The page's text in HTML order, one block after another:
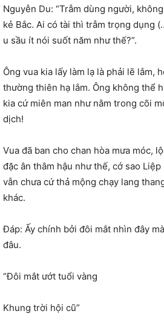
Nguyễn Du: “Trẫm dùng người,
kẻ Bắc. Ai có tài thì trẫm trọng dụng
u sầu ít nói suốt năm như thế?”.
Ông vua kia lấy làm lạ là phải lẽ lắm,
thường thiên hạ lắm. Ông không thể
kia cứ miên man như nằm trong cõi
dịch!
Vua đã ban cho chan hòa mưa móc,
đặc ân thâm hậu như thế, cớ sao
vẫn chưa cứ thả mộng chạy lang
khác.
Đáp: Ấy chính bởi đôi mắt nhìn đây
đâu.
“Đôi mắt ướt tuổi vàng
Khung trời hội cũ”